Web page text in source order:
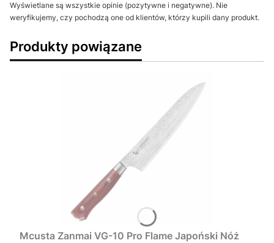
Wyświetlane są wszystkie opinie (pozytywne i negatywne). Nie
weryfikujemy, czy pochodzą one od klientów, którzy kupili dany produkt.
Produkty powiązane
Mcusta Zanmai VG-10 Pro Flame Japoński Nóż